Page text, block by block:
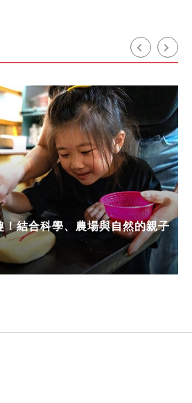
！結合科學、農場與自然的親子